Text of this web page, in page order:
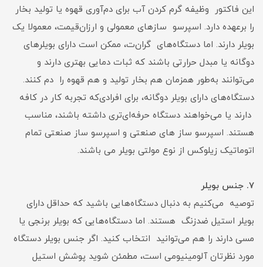
این فاکتور وظیفه گرم کردن آب برای دم‌آوری قهوه یا تولید بخار
را برعهده دارد. اسپرسو سازهای معمولی و ارزان‌قیمت، معمولا یک
بویلر دارند. اما دستگاه‌های گران‌ت، ممکن است دارای بویلرهای
دوگانه یا مبدل حرارتی باشند که ثبات دمایی بهتری دارند و
می‌توانند به‌طور همزمان هم بخار تولید و هم قهوه را دم کنند.
دستگاه‌های دارای بویلر دوگانه، برای افرادی‌که تجربه کار در کافه
دارند یا می‌خواهند دستگاه حرفه‌ای‌تری داشته باشند، مناسب
هستند. اسپرسو ساز های صنعتی و اسپرسو ساز صنعتی تمام
اتوماتیک زیلوکس از نوع مولتی بویلر می باشند.
۷. جنس بویلر
توصیه می‌کنیم به دنبال دستگاه‌هایی باشید که حداقل دارای
بویلر استیل ضدزنگ هستند. اما دستگاه‌هایی که بویلر برنجی یا
مسی دارند را هم می‌توانید انتخاب کنید. اگر جنس بویلر دستگاه
مورد نظرتان آلومینیومی است، مطمئن شوید پوشش استیل